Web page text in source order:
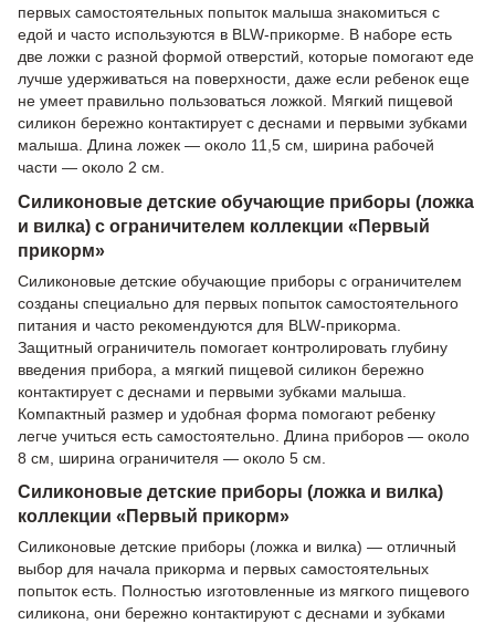
первых самостоятельных попыток малыша знакомиться с
едой и часто используются в BLW-прикорме. В наборе есть
две ложки с разной формой отверстий, которые помогают еде
лучше удерживаться на поверхности, даже если ребенок еще
не умеет правильно пользоваться ложкой. Мягкий пищевой
силикон бережно контактирует с деснами и первыми зубками
малыша. Длина ложек — около 11,5 см, ширина рабочей
части — около 2 см.
Силиконовые детские обучающие приборы (ложка
и вилка) с ограничителем коллекции «Первый
прикорм»
Силиконовые детские обучающие приборы с ограничителем
созданы специально для первых попыток самостоятельного
питания и часто рекомендуются для BLW-прикорма.
Защитный ограничитель помогает контролировать глубину
введения прибора, а мягкий пищевой силикон бережно
контактирует с деснами и первыми зубками малыша.
Компактный размер и удобная форма помогают ребенку
легче учиться есть самостоятельно. Длина приборов — около
8 см, ширина ограничителя — около 5 см.
Силиконовые детские приборы (ложка и вилка)
коллекции «Первый прикорм»
Силиконовые детские приборы (ложка и вилка) — отличный
выбор для начала прикорма и первых самостоятельных
попыток есть. Полностью изготовленные из мягкого пищевого
силикона, они бережно контактируют с деснами и зубками